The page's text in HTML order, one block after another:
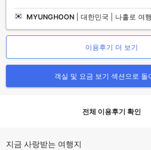
디서나 Agoda를 통해 시티허브 호텔 @자고
을 예약하고 탁월한 서비스를 누려보세요.
마게랑 셀라탄: 마겔랑에서의 완벽한 휴양지
치한 최고의 휴양지입니다. 이 호텔은 시티
마젤랑의 자매 호텔로, 놀라운 풍경과 편안
일몰을 감상할 수 있는 멋진 위치에 자리하
토랑, 상점, 바, 그리고 엔터테인먼트 시설들
MYUNGHOON 대한민국 | 나홀로 여
이용후기 더 보기
객실 및 요금 보기 섹션으로 돌
전체 이용후기 확인
지금 사랑받는 여행지